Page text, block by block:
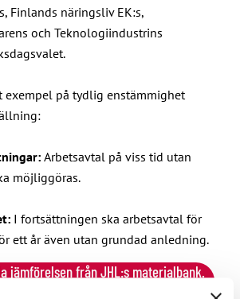
Finlands näringsliv EK:s,
och Teknologiindustrins
exempel på tydlig enstämmighet
Arbetsavtal på viss tid utan
möjliggöras.
I fortsättningen ska arbetsavtal för
ett år även utan grundad anledning.
jämförelsen från JHL:s materialbank.